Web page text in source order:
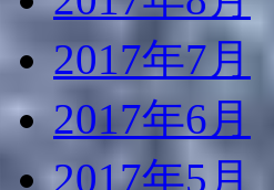
2017年7月
2017年6月
2017年5月